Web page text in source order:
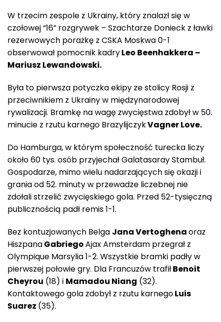
W trzecim zespole z Ukrainy, który znalazł się w
czołowej “16” rozgrywek – Szachtarze Donieck z ławki
rezerwowych porażkę z CSKA Moskwa 0-1
obserwował pomocnik kadryLeo Beenhakkera –
Mariusz Lewandowski.
Była to pierwsza potyczka ekipy ze stolicy Rosji z
przeciwnikiem z Ukrainy w międzynarodowej
rywalizacji. Bramkę na wagę zwycięstwa zdobył w 50.
minucie z rzutu karnego BrazylijczykVagner Love.
Do Hamburga, w którym społeczność turecka liczy
około 60 tys. osób przyjechał Galatasaray Stambuł.
Gospodarze, mimo wielu nadarzających się okazji i
grania od 52. minuty w przewadze liczebnej nie
zdołali strzelić zwycięskiego gola. Przed 52-tysięczną
publicznością padł remis 1-1.
Bez kontuzjowanych Belga Jana Vertoghenaoraz
HiszpanaGabriegoAjax Amsterdam przegrał z
Olympique Marsylia 1-2. Wszystkie bramki padły w
pierwszej połowie gry. Dla Francuzów trafiłBenoit
Cheyrou (18) i Mamadou Niang (32).
Kontaktowego gola zdobył z rzutu karnegoLuis
Suarez (35).